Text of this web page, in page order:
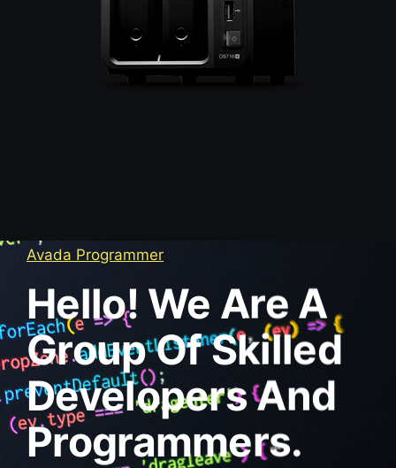
Avada Programmer
Hello! We Are A
Group Of Skilled
Developers And
Programmers.